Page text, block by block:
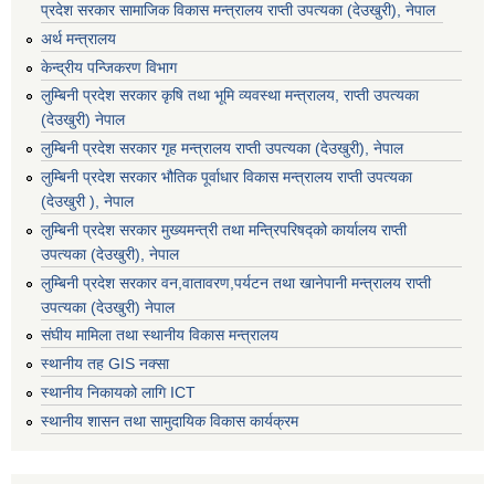
प्रदेश सरकार सामाजिक विकास मन्‍‍त्रालय राप्ती उपत्यका (देउखुरी), नेपाल
अर्थ मन्त्रालय
केन्द्रीय पन्जिकरण विभाग
लुम्बिनी प्रदेश सरकार कृषि तथा भूमि व्यवस्था मन्त्रालय, राप्ती उपत्यका
(देउखुरी) नेपाल
लुम्बिनी प्रदेश सरकार गृह मन्त्रालय राप्ती उपत्यका (देउखुरी), नेपाल
लुम्बिनी प्रदेश सरकार भौतिक पूर्वाधार विकास मन्त्रालय राप्ती उपत्यका
(देउखुरी ), नेपाल
लुम्बिनी प्रदेश सरकार मुख्यमन्त्री तथा मन्त्रिपरिषद्को कार्यालय राप्ती
उपत्यका (देउखुरी), नेपाल
लुम्बिनी प्रदेश सरकार वन,वातावरण,पर्यटन तथा खानेपानी मन्त्रालय राप्ती
उपत्यका (देउखुरी) नेपाल
संघीय मामिला तथा स्थानीय विकास मन्त्रालय
स्थानीय तह GIS नक्सा
स्थानीय निकायको लागि ICT
स्थानीय शासन तथा सामुदायिक विकास कार्यक्रम